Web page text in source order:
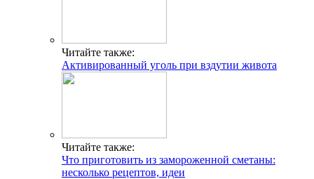
Нервная крапивница симптомы
Свежие публикации
К чему снится гадюка
итальянски
Мороженое для детей